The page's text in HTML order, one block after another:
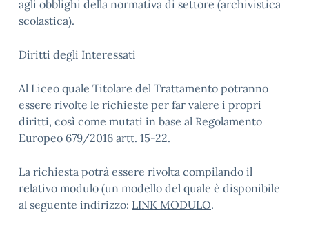
agli obblighi della normativa di settore (archivistica
scolastica).
Diritti degli Interessati
Al Liceo quale Titolare del Trattamento potranno
essere rivolte le richieste per far valere i propri
diritti, così come mutati in base al Regolamento
Europeo 679/2016 artt. 15-22.
La richiesta potrà essere rivolta compilando il
relativo modulo (un modello del quale è disponibile
al seguente indirizzo: LINK MODULO.